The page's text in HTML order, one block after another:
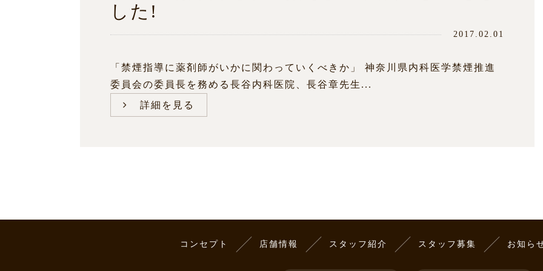
した!
2017.02.01
「禁煙指導に薬剤師がいかに関わっていくべきか」 神奈川県内科医学禁煙推進
委員会の委員長を務める長谷内科医院、長谷章先生...
詳細を見る
コンセプト 店舗情報 スタッフ紹介 スタッフ募集 お知ら